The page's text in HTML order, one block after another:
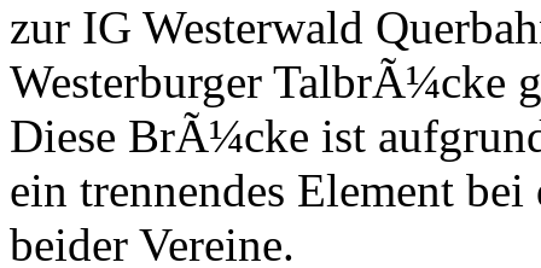
zur IG Westerwald
Westerburger TalbrÃ¼cke
Diese BrÃ¼cke ist
ein trennendes Element
beider Vereine.